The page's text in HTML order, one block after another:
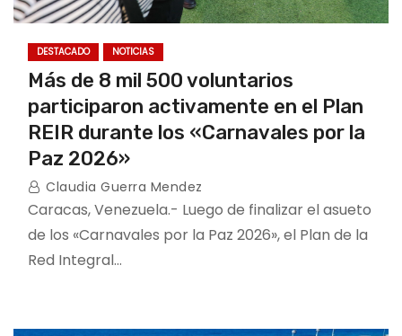
DESTACADO NOTICIAS
Más de 8 mil 500 voluntarios
participaron activamente en el Plan
REIR durante los «Carnavales por la
Paz 2026»
Claudia Guerra Mendez
Caracas, Venezuela.- Luego de finalizar el asueto
de los «Carnavales por la Paz 2026», el Plan de la
Red Integral…